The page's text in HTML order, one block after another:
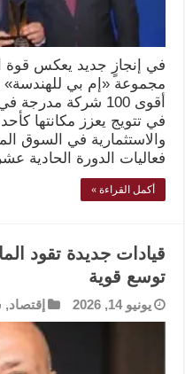
في إنجازٍ جديد يعكس قوة
مجموعة «إم بي
في تتويج يعزز مكانتها
والاستثمارية في السوق
فعاليات الدورة
أكمل القراءة »
قيادات جديدة تقود
توسع قوية
يونيو 14, 2026 إقتصاد,